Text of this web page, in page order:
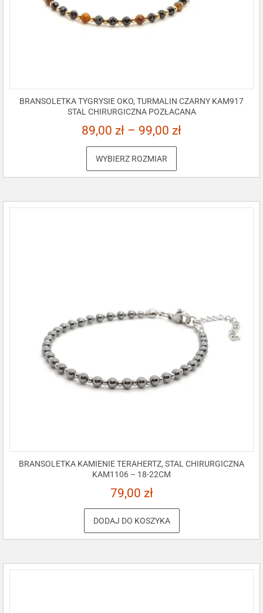
BRANSOLETKA TYGRYSIE OKO, TURMALIN CZARNY KAM917
STAL CHIRURGICZNA POZŁACANA
89,00 zł – 99,00 zł
WYBIERZ ROZMIAR
BRANSOLETKA KAMIENIE TERAHERTZ, STAL CHIRURGICZNA
KAM1106 – 18-22CM
79,00 zł
DODAJ DO KOSZYKA